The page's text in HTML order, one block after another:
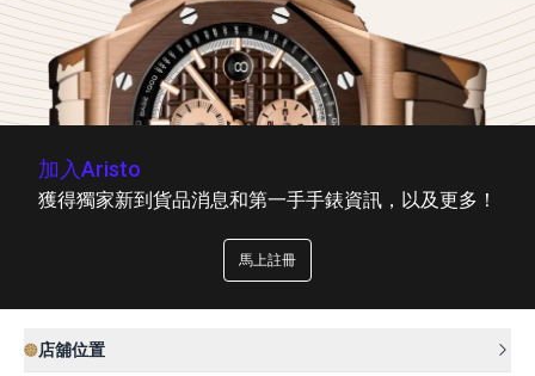
加入Aristo
獲得獨家新到貨品消息和第一手手錶資訊，以及更多！
馬上註冊
店舖位置